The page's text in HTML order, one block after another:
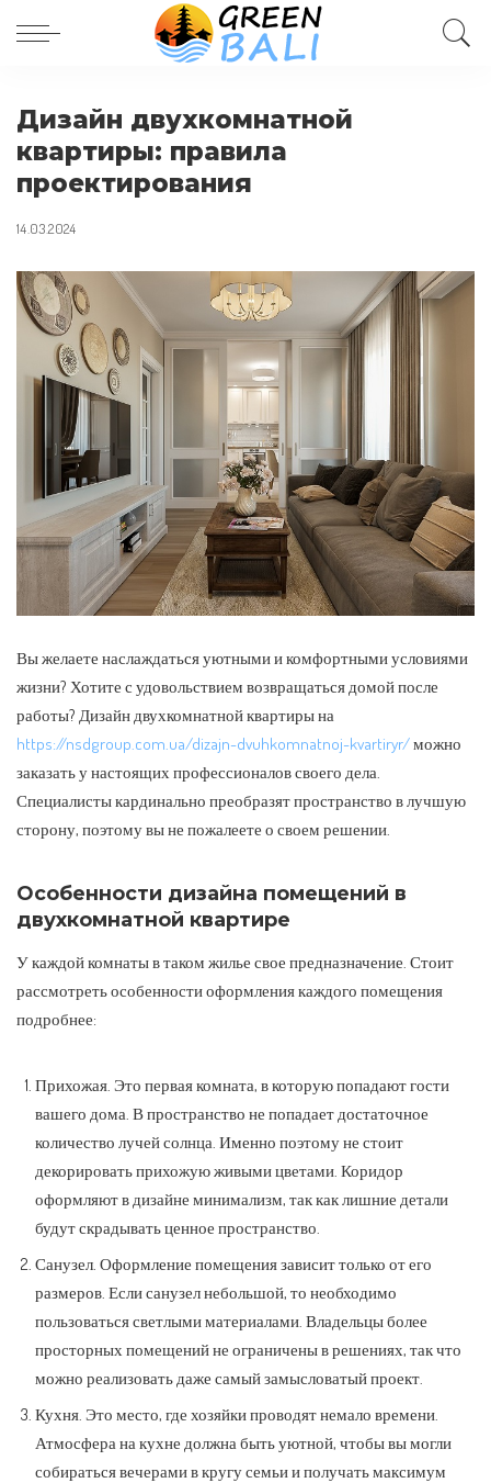
Дизайн двухкомнатной
квартиры: правила
проектирования
14.03.2024
Вы желаете наслаждаться уютными и комфортными условиями
жизни? Хотите с удовольствием возвращаться домой после
работы? Дизайн двухкомнатной квартиры на
https://nsdgroup.com.ua/dizajn-dvuhkomnatnoj-kvartiryr/можно
заказать у настоящих профессионалов своего дела.
Специалисты кардинально преобразят пространство в лучшую
сторону, поэтому вы не пожалеете о своем решении.
Особенности дизайна помещений в
двухкомнатной квартире
У каждой комнаты в таком жилье свое предназначение. Стоит
рассмотреть особенности оформления каждого помещения
подробнее:
Прихожая. Это первая комната, в которую попадают гости
вашего дома. В пространство не попадает достаточное
количество лучей солнца. Именно поэтому не стоит
декорировать прихожую живыми цветами. Коридор
оформляют в дизайне минимализм, так как лишние детали
будут скрадывать ценное пространство.
Санузел. Оформление помещения зависит только от его
размеров. Если санузел небольшой, то необходимо
пользоваться светлыми материалами. Владельцы более
просторных помещений не ограничены в решениях, так что
можно реализовать даже самый замысловатый проект.
Кухня. Это место, где хозяйки проводят немало времени.
Атмосфера на кухне должна быть уютной, чтобы вы могли
собираться вечерами в кругу семьи и получать максимум